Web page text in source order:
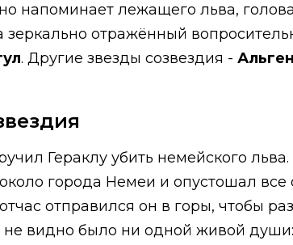
напоминает лежащего льва,
отражённый
. Другие звезды созвездия -
Гераклу убить немейского
города Немеи и опустошал все
отправился он в горы, чтобы
не видно было ни одной живой